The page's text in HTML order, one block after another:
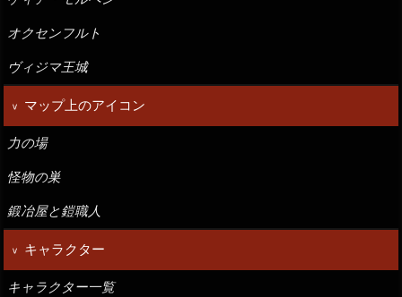
オクセンフルト
ヴィジマ王城
マップ上のアイコン
力の場
怪物の巣
鍛冶屋と鎧職人
キャラクター
キャラクター一覧